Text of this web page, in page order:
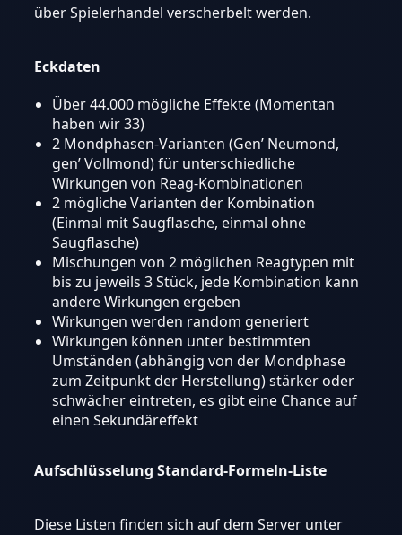
über Spielerhandel verscherbelt werden.
Eckdaten
Über 44.000 mögliche Effekte (Momentan
haben wir 33)
2 Mondphasen-Varianten (Gen’ Neumond,
gen’ Vollmond) für unterschiedliche
Wirkungen von Reag-Kombinationen
2 mögliche Varianten der Kombination
(Einmal mit Saugflasche, einmal ohne
Saugflasche)
Mischungen von 2 möglichen Reagtypen mit
bis zu jeweils 3 Stück, jede Kombination kann
andere Wirkungen ergeben
Wirkungen werden random generiert
Wirkungen können unter bestimmten
Umständen (abhängig von der Mondphase
zum Zeitpunkt der Herstellung) stärker oder
schwächer eintreten, es gibt eine Chance auf
einen Sekundäreffekt
Aufschlüsselung Standard-Formeln-Liste
Diese Listen finden sich auf dem Server unter